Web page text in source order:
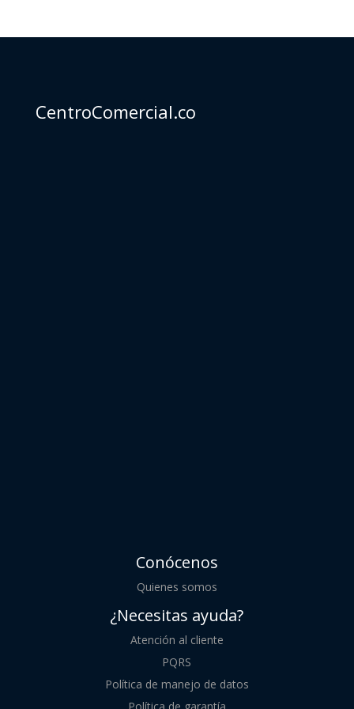
CentroComercial.co
Conócenos
Quienes somos
¿Necesitas ayuda?
Atención al cliente
PQRS
Política de manejo de datos
Política de garantía